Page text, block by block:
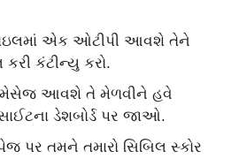
એક ઓટીપી આવશે તેને
કંટીન્યુ કરો.
આવશે તે મેળવીને હવે
ડેશબોર્ડ પર જાઓ.
પર તમને તમારો સિબિલ સ્કોર